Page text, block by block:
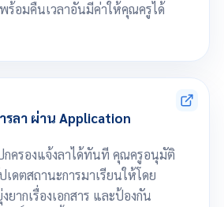
อมคืนเวลาอันมีค่าให้คุณครูได้
วิชาเป็นผู้เช็กชื่อ ผ่าน Application
In เช็กชื่อ ในพิกัดห้องเรียน
รลา ผ่าน Application
ครองแจ้งลาได้ทันที คุณครูอนุมัติ
เดตสถานะการมาเรียนให้โดย
ยากเรื่องเอกสาร และป้องกัน